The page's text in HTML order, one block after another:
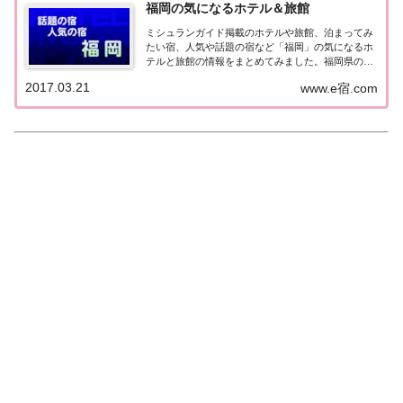
福岡の気になるホテル＆旅館
ミシュランガイド掲載のホテルや旅館、泊まってみ
たい宿、人気や話題の宿など「福岡」の気になるホ
テルと旅館の情報をまとめてみました。福岡県の気
や旅館▽【旅サラダ】ゲストの旅 ～ 江戸時代の旧
家を改装した温泉宿『天然田園温泉 ふかほり邸』
www.e宿.com
2017.03.21